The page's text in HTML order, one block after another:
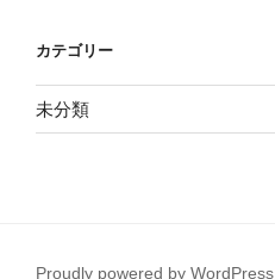
カテゴリー
未分類
Proudly powered by WordPress